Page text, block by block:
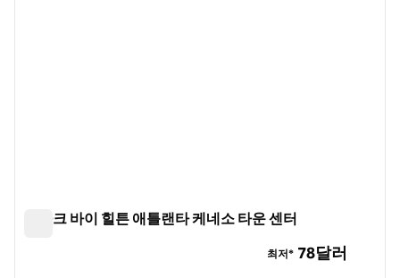
스파크 바이 힐튼 애틀랜타 케네소 타운 센터
최저* 78달러